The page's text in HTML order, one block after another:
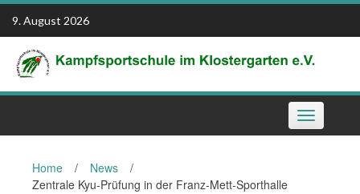
Skip
content
9. August 2026
Toggle
navigation
Home / News
/
Zentrale Kyu-Prüfung in der Franz-Mett-Sporthalle